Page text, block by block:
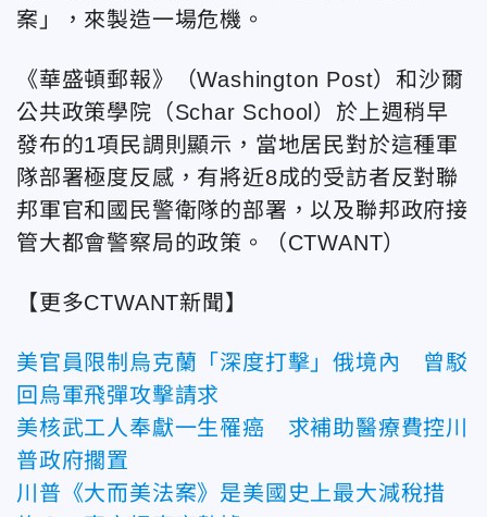
案」，來製造一場危機。
《華盛頓郵報》（Washington Post）和沙爾
公共政策學院（Schar School）於上週稍早
發布的1項民調則顯示，當地居民對於這種軍
隊部署極度反感，有將近8成的受訪者反對聯
邦軍官和國民警衛隊的部署，以及聯邦政府接
管大都會警察局的政策。（CTWANT）
【更多CTWANT新聞】
美官員限制烏克蘭「深度打擊」俄境內 曾駁
回烏軍飛彈攻擊請求
美核武工人奉獻一生罹癌 求補助醫療費控川
普政府擱置
川普《大而美法案》是美國史上最大減稅措